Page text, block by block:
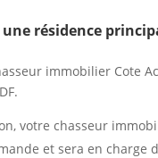
résidence
immobilier Cote
votre chasseur
et sera en charge